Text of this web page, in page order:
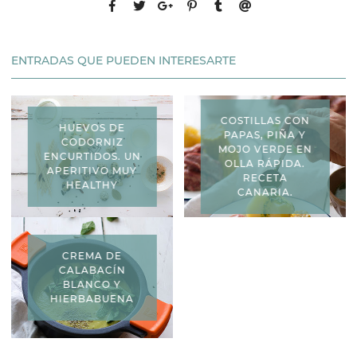
ENTRADAS QUE PUEDEN INTERESARTE
HUEVOS DE
CODORNIZ
ENCURTIDOS. UN
APERITIVO MUY
HEALTHY
COSTILLAS CON
PAPAS, PIÑA Y
MOJO VERDE EN
OLLA RÁPIDA.
RECETA
CANARIA.
CREMA DE
CALABACÍN
BLANCO Y
HIERBABUENA